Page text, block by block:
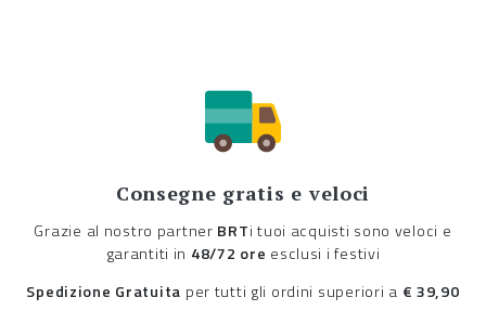
Consegne gratis e veloci
Grazie al nostro partner BRTi tuoi acquisti sono veloci e
garantiti in 48/72 ore esclusi i festivi
Spedizione Gratuita per tutti gli ordini superiori a € 39,90